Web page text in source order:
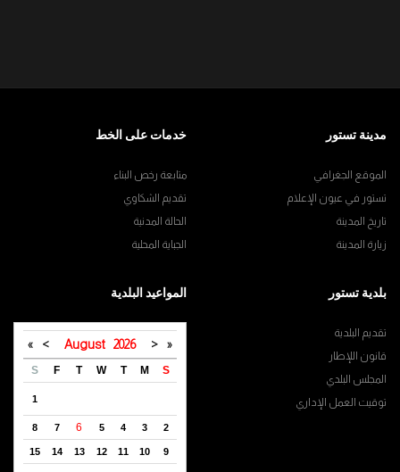
مدينة تستور
الموقع الجغرافي
تستور في عيون الإعلام
تاريخ المدينة
زيارة المدينة
خدمات على الخط
متابعة رخص البناء
تقديم الشكاوي
الحالة المدنية
الجباية المحلية
بلدية تستور
تقديم البلدية
قانون اللإطار
المجلس البلدي
توقيت العمل الإداري
المواعيد البلدية
«
<
August 2026
>
»
S
M
T
W
T
F
S
1
2
3
4
5
6
7
8
9
10
11
12
13
14
15